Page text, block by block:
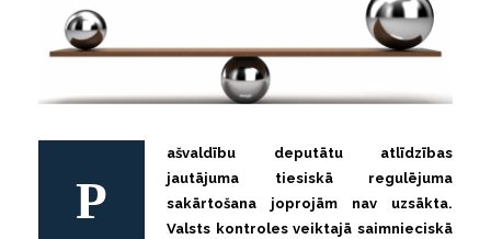
P
ašvaldību deputātu atlīdzības
jautājuma tiesiskā regulējuma
sakārtošana joprojām nav uzsākta.
Valsts kontroles veiktajā saimnieciskā